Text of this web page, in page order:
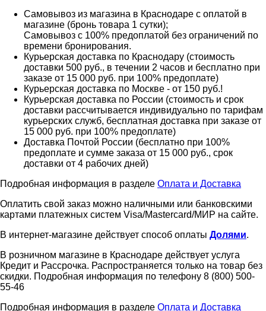
Самовывоз из магазина в Краснодаре с оплатой в
магазине (бронь товара 1 сутки);
Самовывоз с 100% предоплатой без ограничений по
времени бронирования.
Курьерская доставка по Краснодару (стоимость
доставки 500 руб., в течении 2 часов и бесплатно при
заказе от 15 000 руб. при 100% предоплате)
Курьерская доставка по Москве - от 150 руб.!
Курьерская доставка по России (стоимость и срок
доставки рассчитывается индивидуально по тарифам
курьерских служб, бесплатная доставка при заказе от
15 000 руб. при 100% предоплате)
Доставка Почтой России (бесплатно при 100%
предоплате и сумме заказа от 15 000 руб., срок
доставки от 4 рабочих дней)
Подробная информация в разделе Оплата и Доставка
Оплатить свой заказ можно наличными или банковскими
картами платежных систем Visa/Mastercard/МИР на сайте.
В интернет-магазине действует способ оплаты Долями.
В розничном магазине в Краснодаре действует услуга
Кредит и Рассрочка. Распространяется только на товар без
скидки. Подробная информация по телефону 8 (800) 500-
55-46
Подробная информация в разделе Оплата и Доставка